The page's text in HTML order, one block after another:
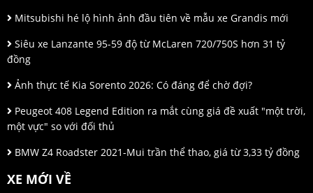
Mitsubishi hé lộ hình ảnh đầu tiên về mẫu xe Grandis mới
Siêu xe Lanzante 95-59 độ từ McLaren 720/750S hơn 31 tỷ
đồng
Ảnh thực tế Kia Sorento 2026: Có đáng để chờ đợi?
Peugeot 408 Legend Edition ra mắt cùng giá đề xuất "một trời,
một vực" so với đối thủ
BMW Z4 Roadster 2021-Mui trần thể thao, giá từ 3,33 tỷ đồng
XE MỚI VỀ